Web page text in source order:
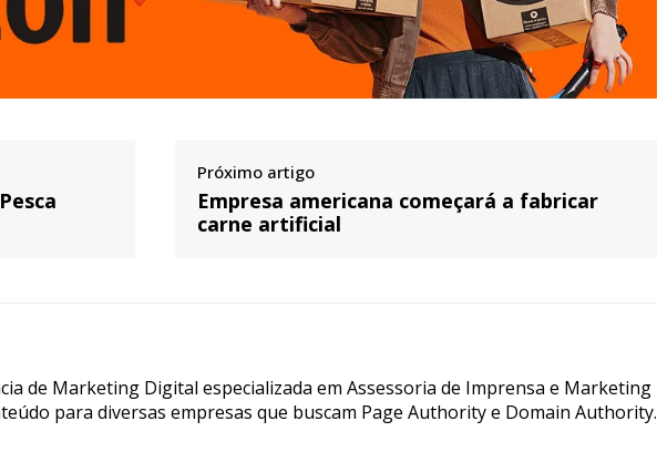
Próximo artigo
Empresa americana começará a fabricar
carne artificial
de Marketing Digital especializada em Assessoria de Imprensa e Marketing
para diversas empresas que buscam Page Authority e Domain Authority.